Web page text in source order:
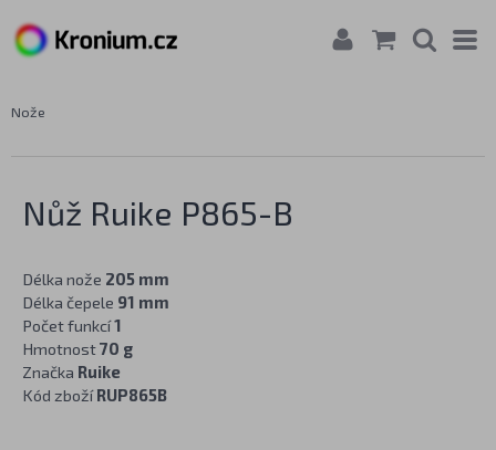
Nože
Nůž Ruike P865-B
Délka nože 205 mm
Délka čepele 91 mm
Počet funkcí1
Hmotnost70 g
Značka Ruike
Kód zbožíRUP865B